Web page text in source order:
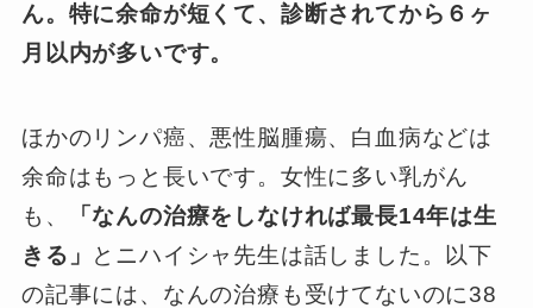
ん。特に余命が短くて、診断されてから６ヶ
月以内が多いです。
ほかのリンパ癌、悪性脳腫瘍、白血病などは
余命はもっと長いです。女性に多い乳がん
も、
「なんの治療をしなければ最長14年は生
きる」
とニハイシャ先生は話しました。以下
の記事には、なんの治療も受けてないのに38